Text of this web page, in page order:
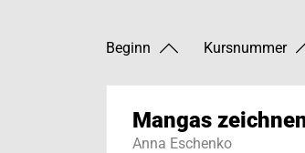
Beginn Kursnummer
Mangas
Anna Eschenko